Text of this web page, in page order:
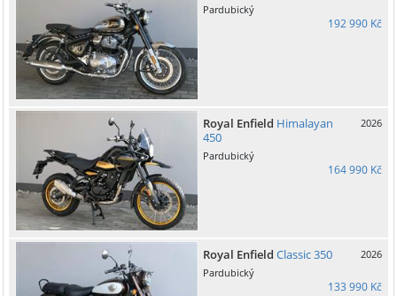
Pardubický
192 990 Kč
Royal Enfield Himalayan
450
2026
Pardubický
164 990 Kč
Royal Enfield Classic 350
2026
Pardubický
133 990 Kč